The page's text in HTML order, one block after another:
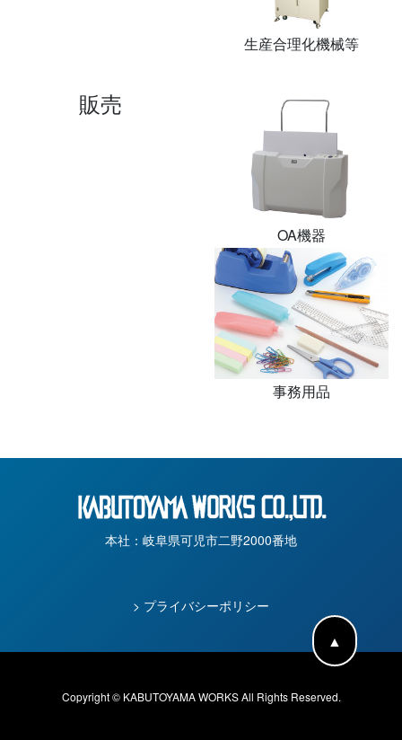
生産合理化機械等
販売
OA機器
事務用品
本社：岐阜県可児市二野2000番地
> プライバシーポリシー
Copyright © KABUTOYAMA WORKS All Rights Reserved.
▲